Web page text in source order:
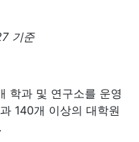
기준
학과 및 연구소를 운영
140개 이상의 대학원